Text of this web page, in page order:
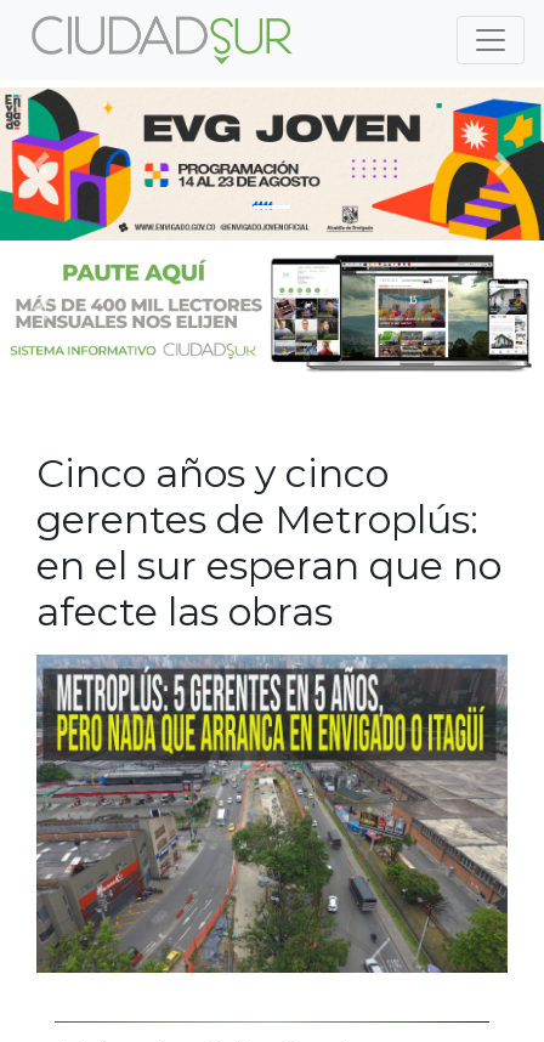
Previous
Previous
Cinco años y cinco
gerentes de Metroplús:
en el sur esperan que no
afecte las obras